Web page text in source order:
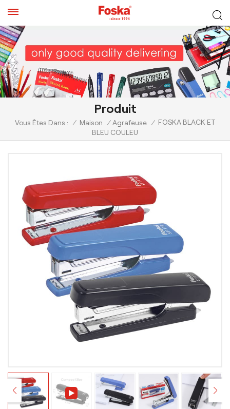
Produit
Vous Êtes Dans : / Maison / Agrafeuse / FOSKA BLACK ET
BLEU COULEU